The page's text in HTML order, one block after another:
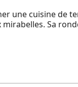
une cuisine de
mirabelles. Sa